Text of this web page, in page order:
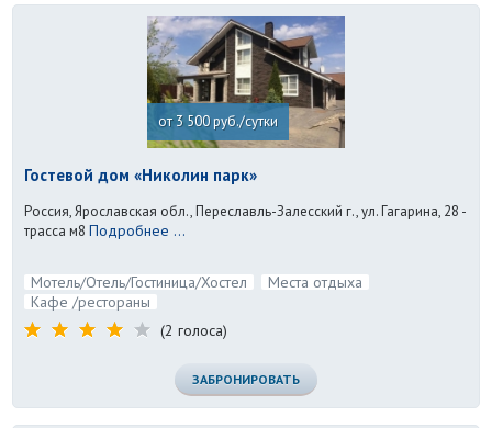
от 3 500 руб./сутки
Гостевой дом «Николин парк»
Россия, Ярославская обл., Переславль-Залесский г., ул. Гагарина, 28 -
трасса м8 Подробнее ...
Мотель/Отель/Гостиница/Хостел
Места отдыха
Кафе /рестораны
(2 голоса)
ЗАБРОНИРОВАТЬ